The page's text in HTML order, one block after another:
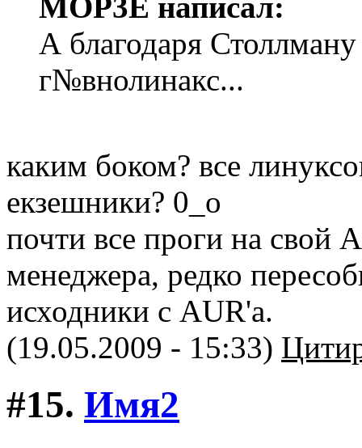
А благодаря
г№внолинакс...
каким боком? все
екзешники? 0_o
почти все проги на свой
менеджера, редко
исходники с AUR'а.
(19.05.2009 - 15:33)
#15. Имя2